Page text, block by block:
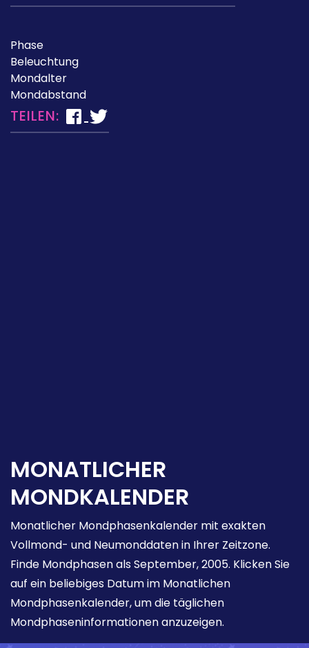
Phase
Beleuchtung
Mondalter
Mondabstand
TEILEN:
MONATLICHER
MONDKALENDER
Monatlicher Mondphasenkalender mit exakten
Vollmond- und Neumonddaten in Ihrer Zeitzone.
Finde Mondphasen als September, 2005. Klicken Sie
auf ein beliebiges Datum im Monatlichen
Mondphasenkalender, um die täglichen
Mondphaseninformationen anzuzeigen.